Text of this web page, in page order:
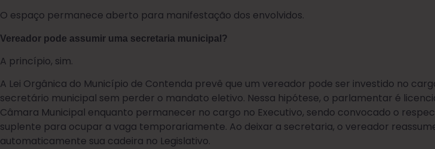
O espaço permanece aberto para manifestação dos envolvidos.
Vereador pode assumir uma secretaria municipal?
A princípio, sim.
A Lei Orgânica do Município de Contenda prevê que um vereador pode ser investido no
secretário municipal sem perder o mandato eletivo. Nessa hipótese, o parlamentar é
Câmara Municipal enquanto permanecer no cargo no Executivo, sendo convocado o
suplente para ocupar a vaga temporariamente. Ao deixar a secretaria, o vereador
automaticamente sua cadeira no Legislativo.